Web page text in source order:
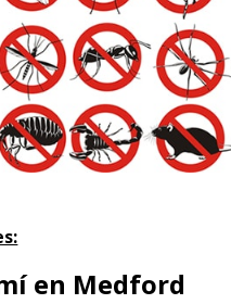
en Medford